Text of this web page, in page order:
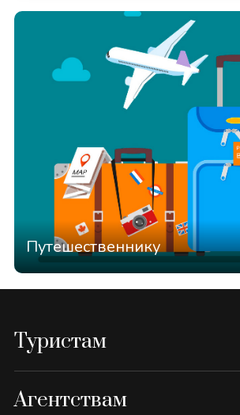
Путешественнику
Туристам
Агентствам